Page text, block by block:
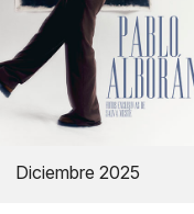
Diciembre 2025